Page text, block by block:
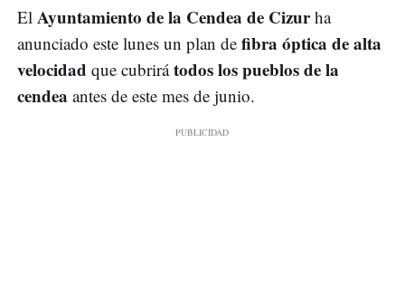
El Ayuntamiento de la Cendea de Cizurha
anunciado este lunes un plan de fibra óptica de alta
velocidad que cubrirátodos los pueblos de la
cendea antes de este mes de junio.